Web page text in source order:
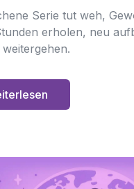
Serie tut weh,
erholen, neu